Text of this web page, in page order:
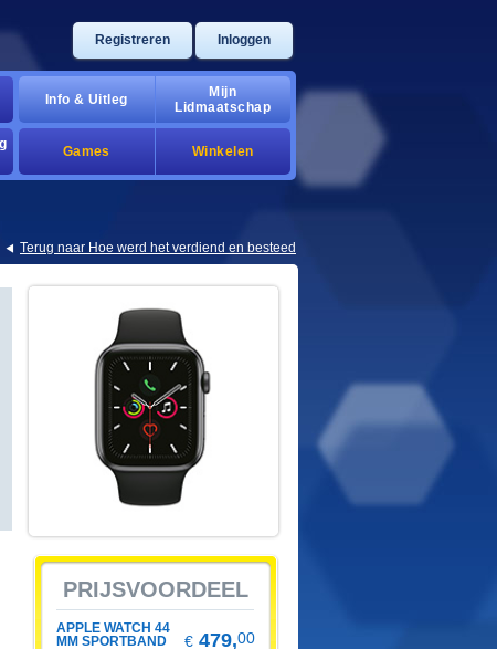
registreren inloggen
info & uitleg
mijn
lidmaatschap
games winkelen
terug naar hoe werd het verdiend en besteed
prijsvoordeel
apple watch 44
mm sportband
€ 479,00